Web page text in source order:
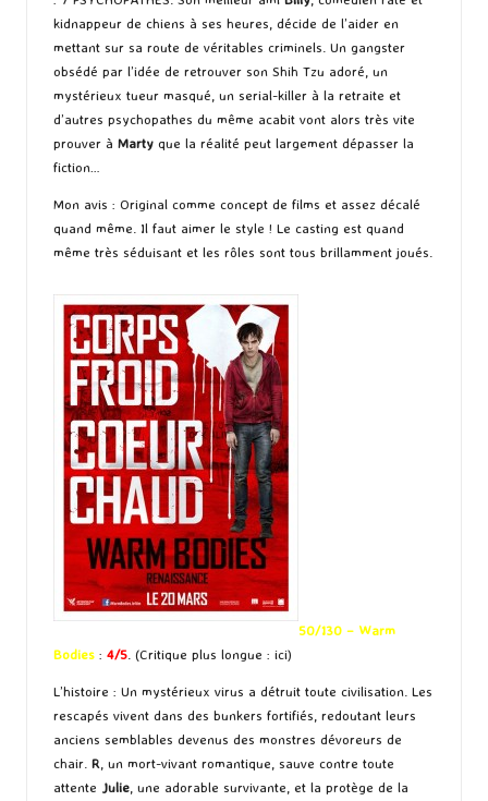
kidnappeur de chiens à ses heures, décide de l’aider en
mettant sur sa route de véritables criminels. Un gangster
obsédé par l’idée de retrouver son Shih Tzu adoré, un
mystérieux tueur masqué, un serial-killer à la retraite et
d’autres psychopathes du même acabit vont alors très vite
prouver à Marty que la réalité peut largement dépasser la
fiction…
Mon avis : Original comme concept de films et assez décalé
quand même. Il faut aimer le style ! Le casting est quand
même très séduisant et les rôles sont tous brillamment joués.
50/130 – Warm
Bodies : 4/5. (Critique plus longue : ici)
L’histoire : Un mystérieux virus a détruit toute civilisation. Les
rescapés vivent dans des bunkers fortifiés, redoutant leurs
anciens semblables devenus des monstres dévoreurs de
chair. R, un mort-vivant romantique, sauve contre toute
attente Julie, une adorable survivante, et la protège de la